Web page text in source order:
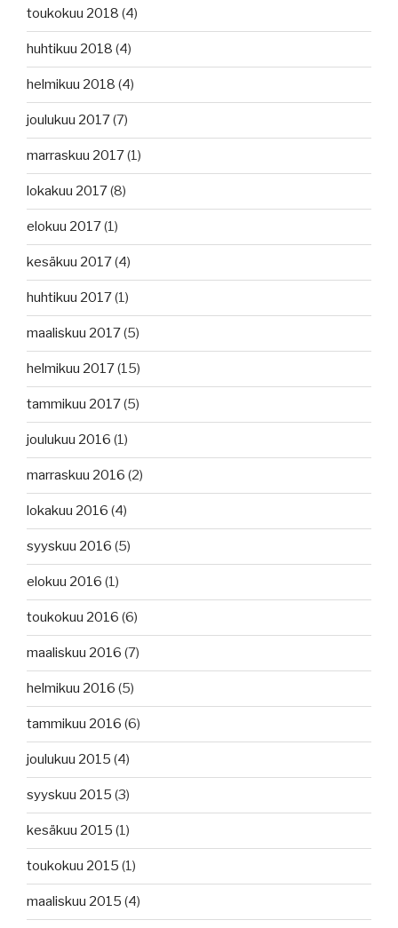
toukokuu 2018 (4)
huhtikuu 2018 (4)
helmikuu 2018 (4)
joulukuu 2017(7)
marraskuu 2017(1)
lokakuu 2017(8)
elokuu 2017(1)
kesäkuu 2017(4)
huhtikuu 2017(1)
maaliskuu 2017(5)
helmikuu 2017(15)
tammikuu 2017(5)
joulukuu 2016 (1)
marraskuu 2016 (2)
lokakuu 2016 (4)
syyskuu 2016 (5)
elokuu 2016 (1)
toukokuu 2016 (6)
maaliskuu 2016 (7)
helmikuu 2016 (5)
tammikuu 2016 (6)
joulukuu 2015 (4)
syyskuu 2015 (3)
kesäkuu 2015 (1)
toukokuu 2015 (1)
maaliskuu 2015 (4)